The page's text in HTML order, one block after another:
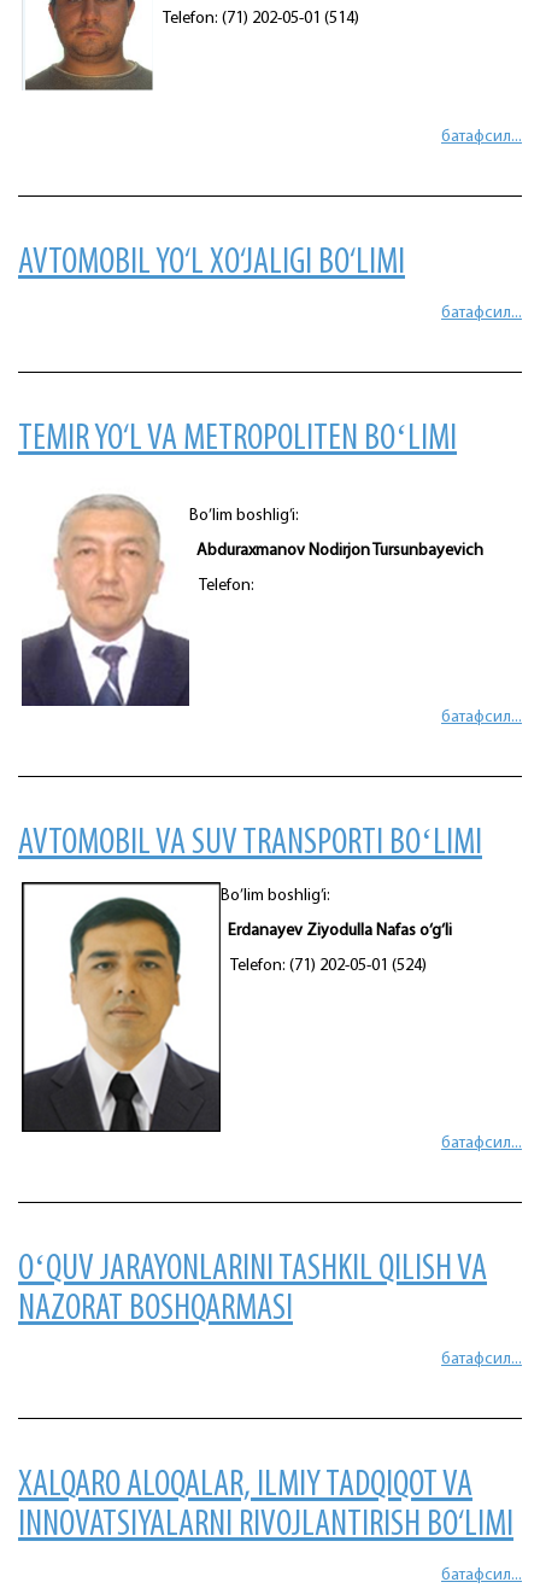
Telefon: (71) 202-05-01 (514)
батафсил...
AVTOMOBIL YO‘L XO‘JALIGI BO‘LIMI
батафсил...
TEMIR YO‘L VA METROPOLITEN BOʻLIMI
Bo’lim boshlig’i:
Abduraxmanov Nodirjon Tursunbayevich
Telefon:
батафсил...
AVTOMOBIL VA SUV TRANSPORTI BOʻLIMI
Bo’lim boshlig’i:
Erdanayev Ziyodulla Nafas o‘g‘li
Telefon: (71) 202-05-01 (524)
батафсил...
OʻQUV JARAYONLARINI TASHKIL QILISH VA
NAZORAT BOSHQARMASI
батафсил...
XALQARO ALOQALAR, ILMIY TADQIQOT VA
INNOVATSIYALARNI RIVOJLANTIRISH BO‘LIMI
батафсил...